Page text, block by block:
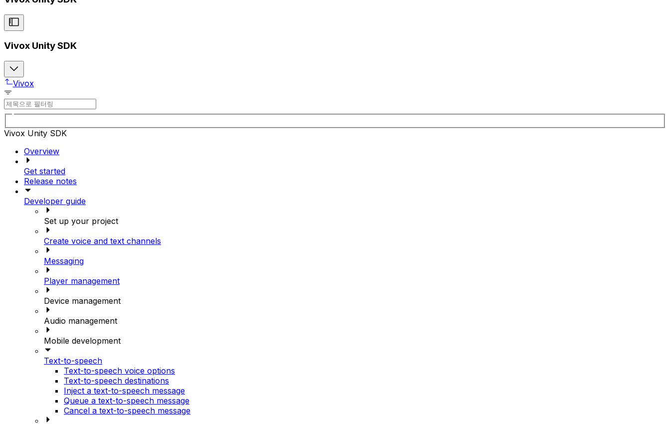
Vivox Unity SDK
Vivox
Vivox Unity SDK
Overview
Get started
Release notes
Developer guide
Set up your project
Create voice and text channels
Messaging
Player management
Device management
Audio management
Mobile development
Text-to-speech
Text-to-speech voice options
Text-to-speech destinations
Inject a text-to-speech message
Queue a text-to-speech message
Cancel a text-to-speech message